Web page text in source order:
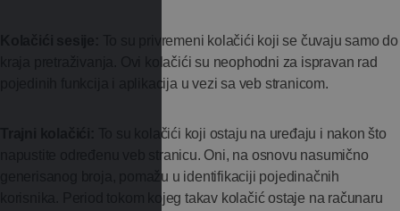
To su privremeni kolačići koji se čuvaju samo do
kraja pretraživanja. Ovi kolačići su neophodni za ispravan rad
pojedinih funkcija i aplikacija u vezi sa veb stranicom.
To su kolačići koji ostaju na uređaju i nakon što
napustite određenu veb stranicu. Oni, na osnovu nasumično
generisanog broja, pomažu u identifikaciji pojedinačnih
korisnika. Period tokom kojeg takav kolačić ostaje na računaru